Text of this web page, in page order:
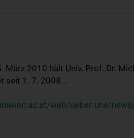
März 2010 hält Univ. Prof. Dr.
seit 1. 7. 2008...
web/ueber-uns/